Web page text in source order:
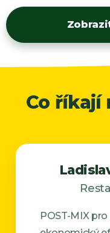
Co říkají
POST-MIX